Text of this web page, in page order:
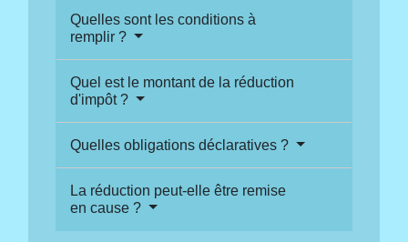
Quelles sont les conditions à
remplir ?
Quel est le montant de la réduction
d'impôt ?
Quelles obligations déclaratives ?
La réduction peut-elle être remise
en cause ?